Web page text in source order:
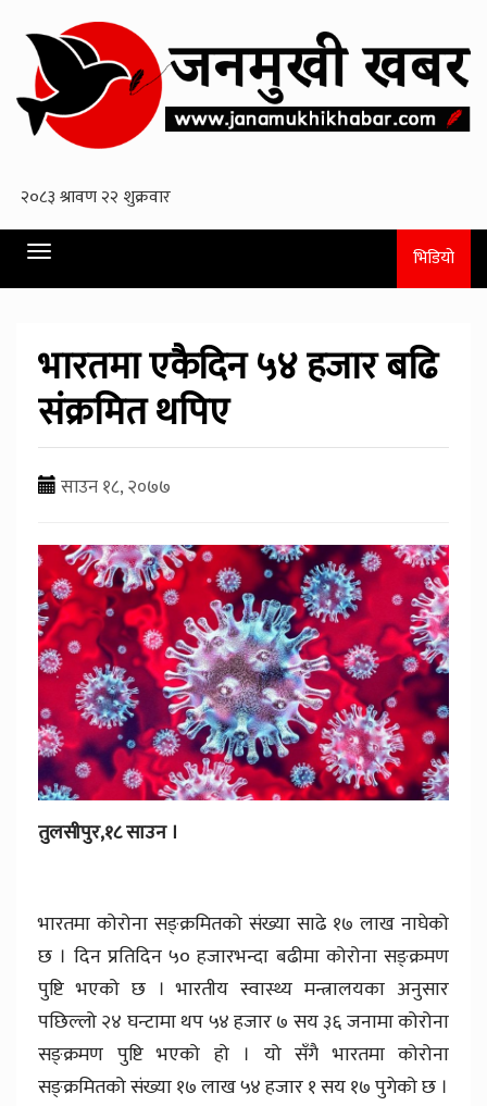
Toggle
navigation
भिडियो
भारतमा एकैदिन ५४ हजार बढि
संक्रमित थपिए
साउन १८, २०७७
तुलसीपुर,१८ साउन ।
भारतमा कोरोना सङ्क्रमितको संख्या साढे १७ लाख नाघेको
छ । दिन प्रतिदिन ५० हजारभन्दा बढीमा कोरोना सङ्क्रमण
पुष्टि भएको छ । भारतीय स्वास्थ्य मन्त्रालयका अनुसार
पछिल्लो २४ घन्टामा थप ५४ हजार ७ सय ३६ जनामा कोरोना
सङ्क्रमण पुष्टि भएको हो । यो सँगै भारतमा कोरोना
सङ्क्रमितको संख्या १७ लाख ५४ हजार १ सय १७ पुगेको छ ।